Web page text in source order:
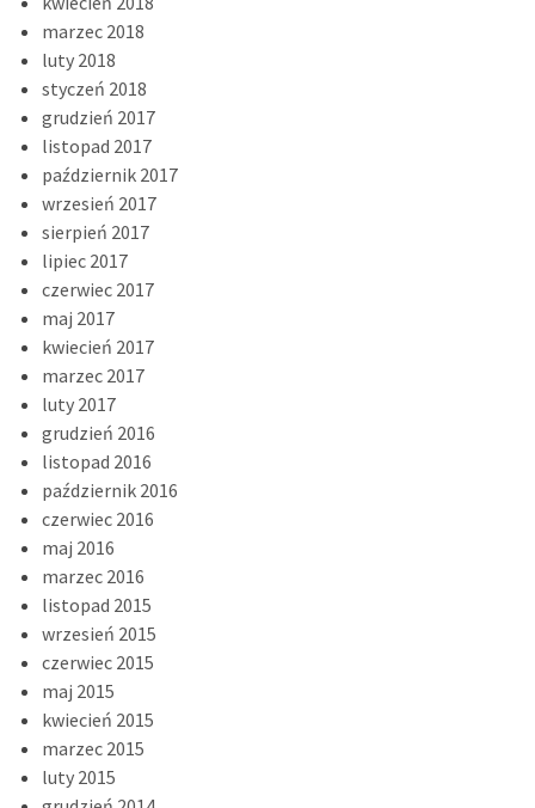
marzec 2018
luty 2018
styczeń 2018
grudzień 2017
listopad 2017
październik 2017
wrzesień 2017
sierpień 2017
lipiec 2017
czerwiec 2017
maj 2017
kwiecień 2017
marzec 2017
luty 2017
grudzień 2016
listopad 2016
październik 2016
czerwiec 2016
maj 2016
marzec 2016
listopad 2015
wrzesień 2015
czerwiec 2015
maj 2015
kwiecień 2015
marzec 2015
luty 2015